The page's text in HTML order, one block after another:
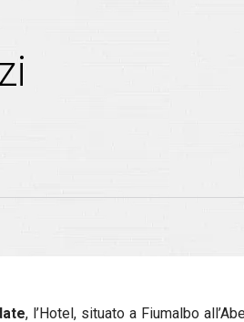
, l’Hotel, situato a Fiumalbo